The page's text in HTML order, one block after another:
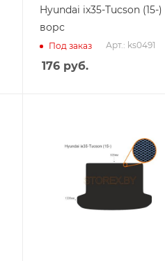
Hyundai ix35-Tucson (15-)
ворс
Под заказ Арт.: ks0491
176 руб.